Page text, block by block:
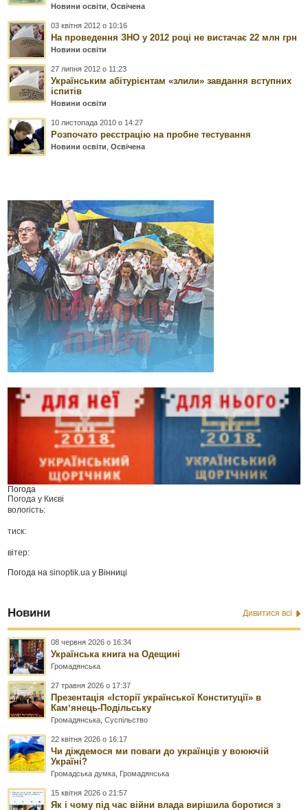
Новини освіти ,Освічена
03 квітня 2012 о 10:16
На проведення ЗНО у 2012 році не вистачає 22 млн грн
Новини освіти
27 липня 2012 о 11:23
Українським абітурієнтам «злили» завдання вступних
іспитів
Новини освіти
10 листопада 2010 о 14:27
Розпочато реєстрацію на пробне тестування
Новини освіти ,Освічена
Погода
Погода у Києві
вологість:
тиск:
вітер:
Погода наsinoptik.ua у Вінниці
Новини Дивитися всі
08 червня 2026 о 16:34
Українська книга на Одещині
Громадянська
27 травня 2026 о 17:37
Презентація «Історії української Конституції» в
Камʼянець-Подільську
Громадянська ,Суспільство
22 квітня 2026 о 16:17
Чи діждемося ми поваги до українців у воюючій
Україні?
Громадська думка Громадянська
15 квітня 2026 о 21:57
Як і чому під час війни влада вирішила боротися з